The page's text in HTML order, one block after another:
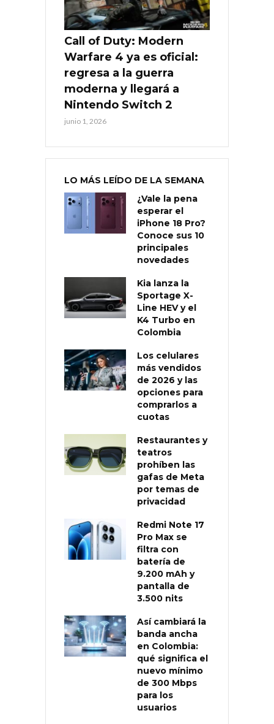
Call of Duty: Modern
Warfare 4 ya es oficial:
regresa a la guerra
moderna y llegará a
Nintendo Switch 2
junio 1, 2026
LO MÁS LEÍDO DE LA SEMANA
¿Vale la pena
esperar el
iPhone 18 Pro?
Conoce sus 10
principales
novedades
Kia lanza la
Sportage X-
Line HEV y el
K4 Turbo en
Colombia
Los celulares
más vendidos
de 2026 y las
opciones para
comprarlos a
cuotas
Restaurantes y
teatros
prohíben las
gafas de Meta
por temas de
privacidad
Redmi Note 17
Pro Max se
filtra con
batería de
9.200 mAh y
pantalla de
3.500 nits
Así cambiará la
banda ancha
en Colombia:
qué significa el
nuevo mínimo
de 300 Mbps
para los
usuarios